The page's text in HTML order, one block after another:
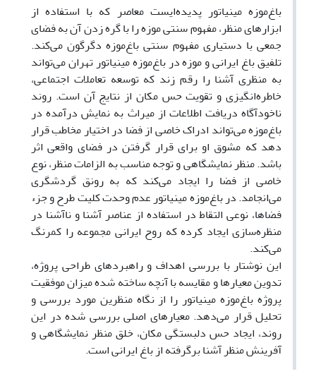
باغ‌موزه مینیاتور پدیده‌ایست معاصر که با استفاده از
ابزارهای منظر، مفهوم سنتی موزه را با گره زدن آن به فضای
جمعی با دستیاری مفهوم سنتی باغ‌موزه دگرگون می‌کند.
تلفیق باغ ایرانی و موزه در باغ‌موزه مینیاتور تهران می‌تواند
به منظری آشنا را رقم زند که توسعه تعاملات اجتماعی،
خاطره‌انگیزی و تقویت حس مکان از نتایج آن است. روند
ناخودآگاه دریافت اطلاعات از میراث به نمایش درآمده در
باغ‌موزه می‌تواند ادراک خاصی از فضا در اختیار مخاطب قرار
‌دهد که مشوق او برای قرار گرفتن در فضای واقعی اثر
باشد. منظر نمایشگاهی و توجه مناسب به الزامات منظر، نوع
خاصی از فضا را ایجاد می‌کند که به رونق گردشگری
می‌انجامد. در باغ‌موزه مینیاتور عدم وحدت کلیت طرح و جزء
فضاها، نوعی التقاط در استفاده از عناصر آشنا و ناآشنا در
منظره‌سازی ایجاد کرده که روح ایرانی مجموعه را کمرنگ
می‌کند.
این نوشتار با بررسی اهداف و راهبردهای طراحی پروژه،
تدوین معیارها و مقایسه با آنچه ساخته شده میزان موفقیت
پروژه باغ‌موزه مینیاتور را از نگاه منظرین مورد بررسی و
تحلیل قرار می‌دهد. معیار‌های اصلی بررسی شده در این
روند، ایجاد حس دلبستگی مکان، خلق منظر نمایشگاهی و
آفرینش منظر آشنا برگرفته از باغ ایرانی است.